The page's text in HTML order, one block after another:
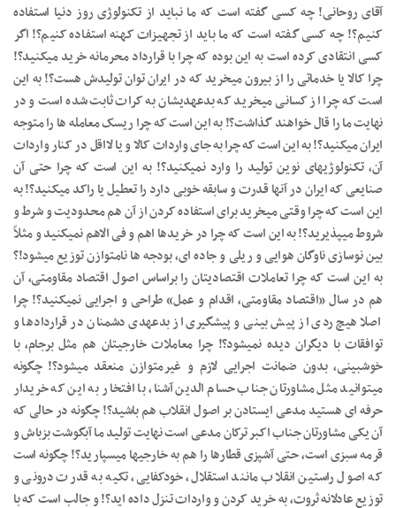
آقای روحانی! چه کسی گفته است که ما نباید از تکنولوژی روز دنیا استفاده
کنیم؟! چه کسی گفته است که ما باید از تجهیزات کهنه استفاده کنیم؟! اگر
کسی انتقادی کرده است به این بوده که چرا با قرارداد محرمانه خرید میکنید؟!
چرا کالا یا خدماتی را از بیرون میخرید که در ایران توان تولیدش هست؟! به این
است که چرا از کسانی میخرید که بدعهدیشان به کرات ثابت شده است و در
نهایت ما را قال خواهند گذاشت؟! به این است که چرا ریسک معامله ها را متوجه
ایران میکنید؟! به این است که چرا به جای واردات کالا و یا لااقل در کنار واردات
آن، تکنولوژیهای نوین تولید را وارد نمیکنید؟! به این است که چرا حتی آن
صنایعی که ایران در آنها قدرت و سابقه خوبی دارد را تعطیل یا راکد میکنید؟! به
این است که چرا وقتی میخرید برای استفاده کردن از آن هم محدودیت و شرط و
شروط میپذیرید؟! به این است که چرا در خریدها اهم و فی الاهم نمیکنید و مثلاً
بین نوسازی ناوگان هوایی و ریلی و جاده ای، بودجه ها نامتوازن توزیع میشود!؟
به این است که چرا تعاملات اقتصادیتان را براساس اصول اقتصاد مقاومتی، آن
هم در سال «اقتصاد مقاومتی، اقدام و عمل» طراحی و اجرایی نمیکنید؟! چرا
اصلا هیچ ردی از پیش بینی و پیشگیری از بدعهدی دشمنان در قراردادها و
توافقات با دیگران دیده نمیشود؟! چرا معاملات خارجیتان هم مثل برجام، با
خوشبینی، بدون ضمانت اجرایی لازم و غیرمتوازن منعقد میشود؟! چگونه
میتوانید مثل مشاورتان جناب حسام الدین آشنا، با افتخار به این که خریدار
حرفه ای هستید مدعی ایستادن بر اصول انقلاب هم باشید؟! چگونه در حالی که
آن یکی مشاورتان جناب اکبر ترکان مدعی است نهایت تولید ما آبگوشت بزباش و
قرمه سبزی است، حتی آشپزی قطارها را هم به خارجیها میسپارید؟! چگونه است
که اصول راستین انقلاب مانند استقلال، خودکفایی، تکیه به قدرت درونی و
توزیع عادلانه ثروت، به خرید کردن و واردات تنزل داده اید؟! و جالب است که با